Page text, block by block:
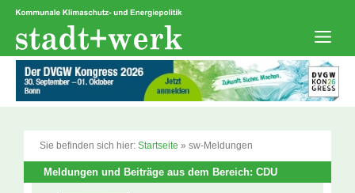
Zum
springen
Sie befinden sich hier: Startseite » sw-Meldungen
Meldungen und Beiträge aus dem Bereich: CDU